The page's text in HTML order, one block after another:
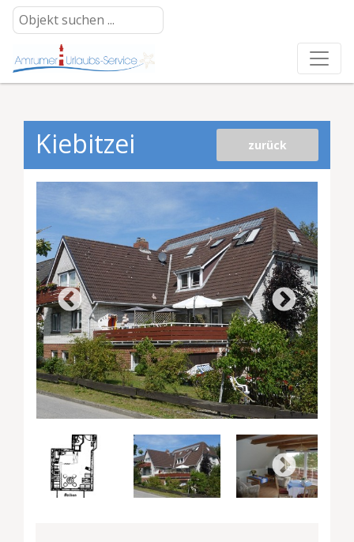
Kiebitzei zurück